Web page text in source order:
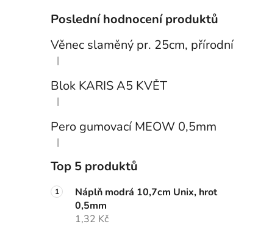
Poslední hodnocení produktů
Věnec slaměný pr. 25cm, přírodní
Hodnocení produktu je 5 z 5 hvězdiček.
|
Blok KARIS A5 KVĚT
Hodnocení produktu je 3 z 5 hvězdiček.
|
Pero gumovací MEOW 0,5mm
Hodnocení produktu je 5 z 5 hvězdiček.
|
Top 5 produktů
Náplň modrá 10,7cm Unix, hrot
0,5mm
1,32 Kč